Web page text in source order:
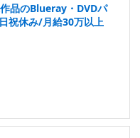
品のBlueray・DVDパ
祝休み/月給30万以上